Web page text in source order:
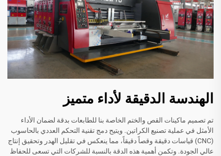
الهندسة الدقيقة لأداء متميز
تم تصميم ماكينات القص والختم الخاصة بنا للطابعات بدقة لضمان الأداء
الأمثل في عملية تصنيع الكراتين. ويتيح دمج تقنية التحكم العددي بالحاسوب
(CNC) قياسات دقيقة وقصاً دقيقاً، مما ينعكس في تقليل الهدر وتحقيق إنتاج
عالي الجودة. وتكمن أهمية هذه الدقة بالنسبة للشركات التي تسعى للحفاظ